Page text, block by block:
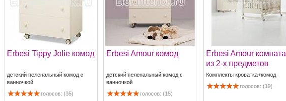
Erbesi Tippy Jolie комод Erbesi Amour комод
Erbesi Amour комната
из 2-х предметов
детский пеленальный комод с
ванночкой
голосов: (35)
детский пеленальный комод с
ванночкой
голосов: (15)
Комплекты кроватка+комод
голосов: (19)